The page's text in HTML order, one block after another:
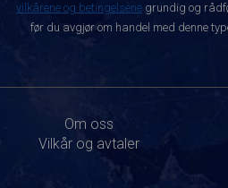
vilkårene og betingelsene grundig og
før du avgjør om handel med denne
Om oss
Vilkår og avtaler